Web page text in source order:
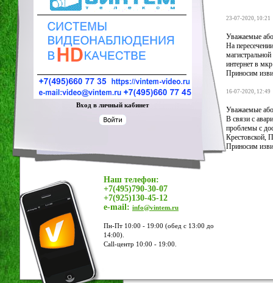
Вход в личный кабинет
Наш телефон:
+7(495)790-30-07
+7(925)130-45-12
e-mail: info@vintem.ru
Пн-Пт 10:00 - 19:00 (обед с 13:00 до
14:00).
Call-центр 10:00 - 19:00.
23-07-2020, 10:21
Уважаемые
На
интернет в
Приносим
16-07-2020, 12:49
Уважаемые
В связи с
проблемы с
Крестовской,
Приносим